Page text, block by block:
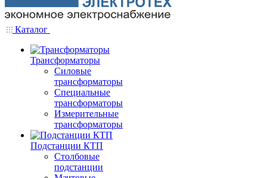
Каталог
Трансформаторы
Силовые
трансформаторы
Специальные
трансформаторы
Измерительные
трансформаторы
Подстанции КТП
Столбовые
подстанции